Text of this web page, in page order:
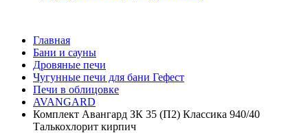
Главная
Бани и сауны
Дровяные печи
Чугунные печи для бани Гефест
Печи в облицовке
AVANGARD
Комплект Авангард ЗК 35 (П2) Классика 940/40
Талькохлорит кирпич